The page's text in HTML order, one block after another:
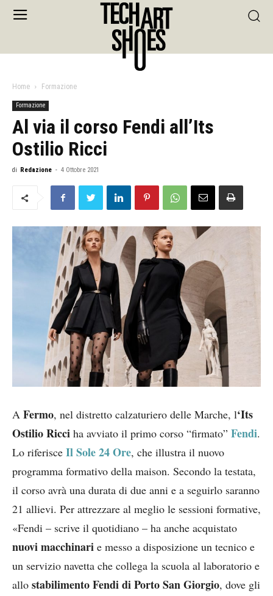
Home Formazione
Formazione
Al via il corso Fendi all’Its
Ostilio Ricci
di Redazione - 4 Ottobre 2021
A Fermo, nel distretto calzaturiero delle Marche, l‘Its
Ostilio Ricci ha avviato il primo corso “firmato” Fendi.
Lo riferisce Il Sole 24 Ore, che illustra il nuovo
programma formativo della maison. Secondo la testata,
il corso avrà una durata di due anni e a seguirlo saranno
21 allievi. Per attrezzare al meglio le sessioni formative,
«Fendi – scrive il quotidiano – ha anche acquistato
nuovi macchinari e messo a disposizione un tecnico e
un servizio navetta che collega la scuola al laboratorio e
allo stabilimento Fendi di Porto San Giorgio, dove gli